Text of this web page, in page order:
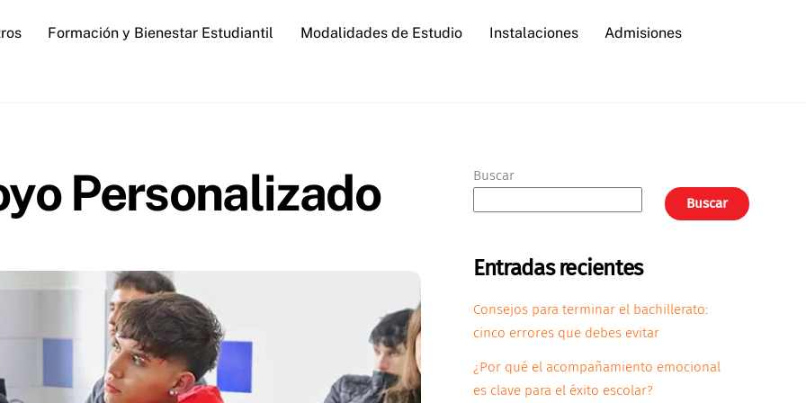
Formación y Bienestar Estudiantil Modalidades de Estudio Instalaciones Admisiones
Personalizado
Buscar
Buscar
Entradas recientes
Consejos para terminar el bachillerato:
cinco errores que debes evitar
¿Por qué el acompañamiento emocional
es clave para el éxito escolar?